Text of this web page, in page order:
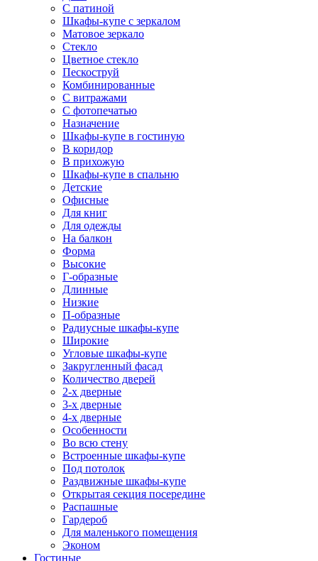
С патиной
Шкафы-купе с зеркалом
Матовое зеркало
Стекло
Цветное стекло
Пескоструй
Комбинированные
С витражами
С фотопечатью
Назначение
Шкафы-купе в гостиную
В коридор
В прихожую
Шкафы-купе в спальню
Детские
Офисные
Для книг
Для одежды
На балкон
Форма
Высокие
Г-образные
Длинные
Низкие
П-образные
Радиусные шкафы-купе
Широкие
Угловые шкафы-купе
Закругленный фасад
Количество дверей
2-х дверные
3-х дверные
4-х дверные
Особенности
Во всю стену
Встроенные шкафы-купе
Под потолок
Раздвижные шкафы-купе
Открытая секция посередине
Распашные
Гардероб
Для маленького помещения
Эконом
Гостиные